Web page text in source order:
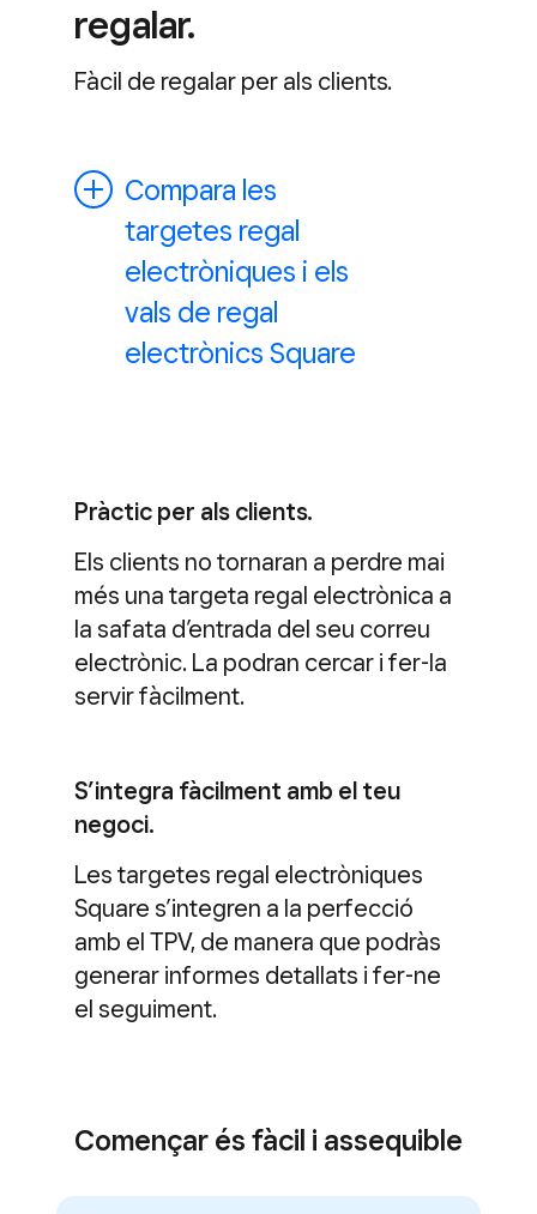
regalar.
Fàcil de regalar per als clients.
Compara les
targetes regal
electròniques i els
vals de regal
electrònics Square
Pràctic per als clients.
Els clients no tornaran a perdre mai
més una targeta regal electrònica a
la safata d’entrada del seu correu
electrònic. La podran cercar i fer-la
servir fàcilment.
S’integra fàcilment amb el teu
negoci.
Les targetes regal electròniques
Square s’integren a la perfecció
amb el TPV, de manera que podràs
generar informes detallats i fer-ne
el seguiment.
Començar és fàcil i assequible